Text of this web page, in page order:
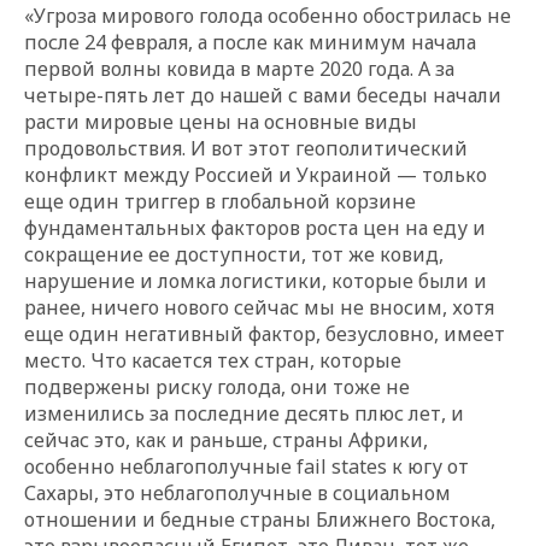
«Угроза мирового голода особенно обострилась не
после 24 февраля, а после как минимум начала
первой волны ковида в марте 2020 года. А за
четыре-пять лет до нашей с вами беседы начали
расти мировые цены на основные виды
продовольствия. И вот этот геополитический
конфликт между Россией и Украиной — только
еще один триггер в глобальной корзине
фундаментальных факторов роста цен на еду и
сокращение ее доступности, тот же ковид,
нарушение и ломка логистики, которые были и
ранее, ничего нового сейчас мы не вносим, хотя
еще один негативный фактор, безусловно, имеет
место. Что касается тех стран, которые
подвержены риску голода, они тоже не
изменились за последние десять плюс лет, и
сейчас это, как и раньше, страны Африки,
особенно неблагополучные fail states к югу от
Сахары, это неблагополучные в социальном
отношении и бедные страны Ближнего Востока,